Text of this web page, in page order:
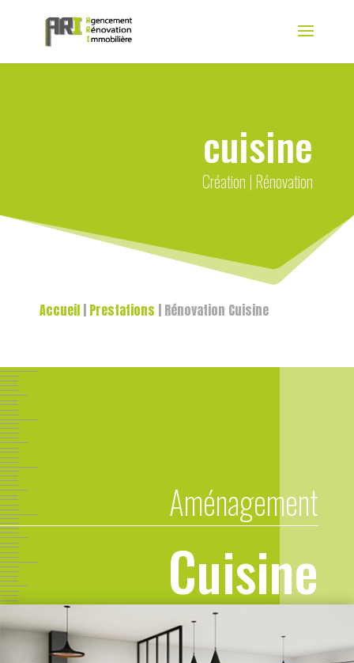
cuisine
Création | Rénovation
Accueil | Prestations | Rénovation Cuisine
Aménagement
Cuisine